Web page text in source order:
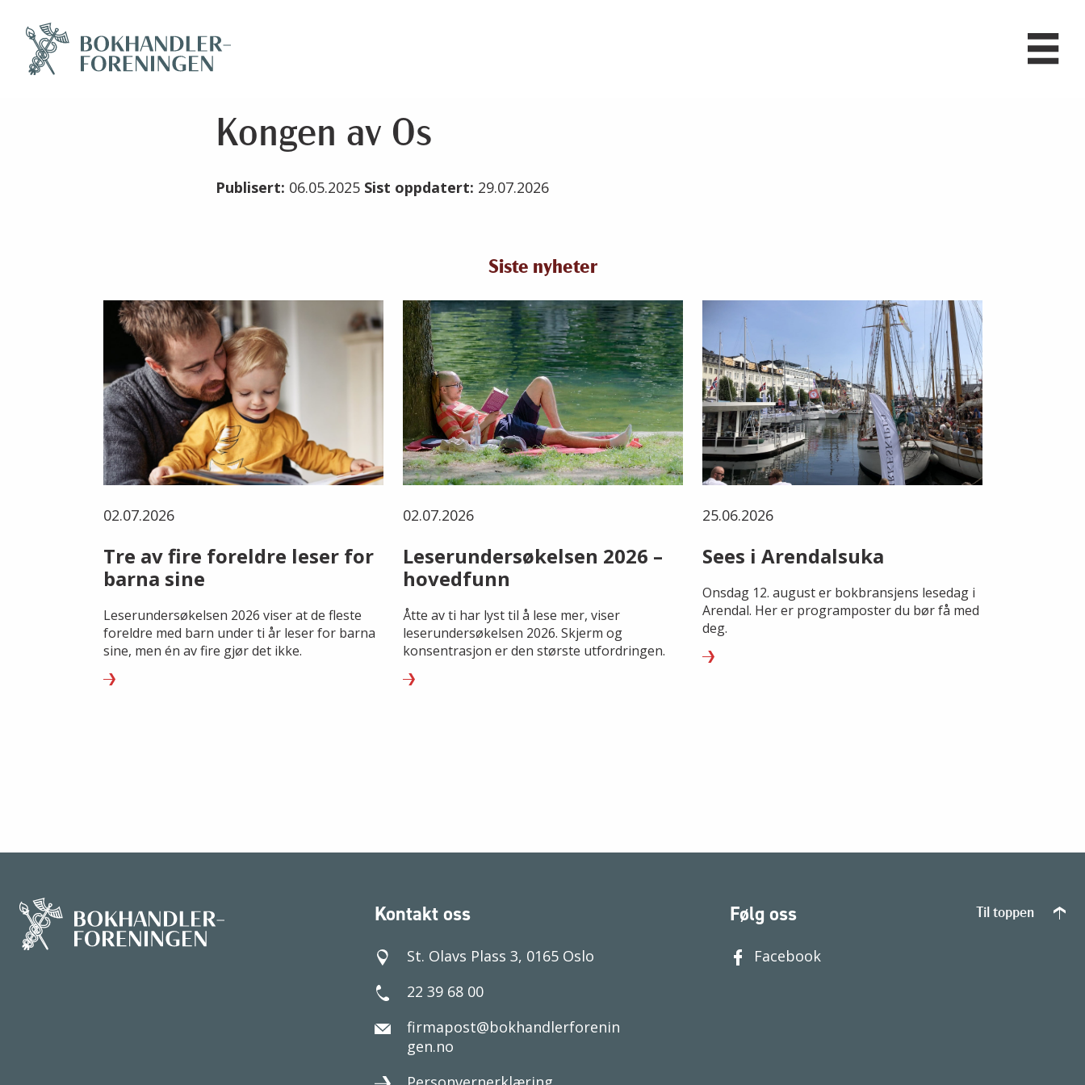
Kongen av Os
Publisert: 06.05.2025 Sist oppdatert: 29.07.2026
Siste nyheter
02.07.2026
Tre av fire foreldre leser for
barna sine
Leserundersøkelsen 2026 viser at de fleste
foreldre med barn under ti år leser for barna
sine, men én av fire gjør det ikke.
02.07.2026
Leserundersøkelsen 2026 –
hovedfunn
Åtte av ti har lyst til å lese mer, viser
leserundersøkelsen 2026. Skjerm og
konsentrasjon er den største utfordringen.
25.06.2026
Sees i Arendalsuka
Onsdag 12. august er bokbransjens lesedag i
Arendal. Her er programposter du bør få med
deg.
Kontakt oss
St. Olavs Plass 3, 0165 Oslo
22 39 68 00
firmapost@bokhandlerforenin
gen.no
Følg oss
Facebook
Til toppen